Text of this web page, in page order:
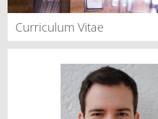
Curriculum Vitae